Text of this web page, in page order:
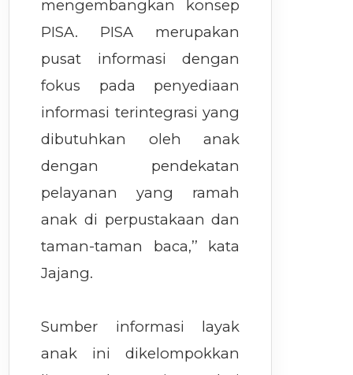
mengembangkan konsep
PISA. PISA merupakan
pusat informasi dengan
fokus pada penyediaan
informasi terintegrasi yang
dibutuhkan oleh anak
dengan pendekatan
pelayanan yang ramah
anak di perpustakaan dan
taman-taman baca,’’ kata
Jajang.
Sumber informasi layak
anak ini dikelompokkan